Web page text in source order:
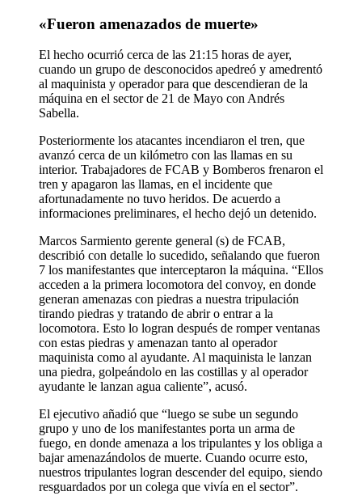
«Fueron amenazados de muerte»
El hecho ocurrió cerca de las 21:15 horas de ayer,
cuando un grupo de desconocidos apedreó y amedrentó
al maquinista y operador para que descendieran de la
máquina en el sector de 21 de Mayo con Andrés
Sabella.
Posteriormente los atacantes incendiaron el tren, que
avanzó cerca de un kilómetro con las llamas en su
interior. Trabajadores de FCAB y Bomberos frenaron el
tren y apagaron las llamas, en el incidente que
afortunadamente no tuvo heridos. De acuerdo a
informaciones preliminares, el hecho dejó un detenido.
Marcos Sarmiento gerente general (s) de FCAB,
describió con detalle lo sucedido, señalando que fueron
7 los manifestantes que interceptaron la máquina. “Ellos
acceden a la primera locomotora del convoy, en donde
generan amenazas con piedras a nuestra tripulación
tirando piedras y tratando de abrir o entrar a la
locomotora. Esto lo logran después de romper ventanas
con estas piedras y amenazan tanto al operador
maquinista como al ayudante. Al maquinista le lanzan
una piedra, golpeándolo en las costillas y al operador
ayudante le lanzan agua caliente”, acusó.
El ejecutivo añadió que “luego se sube un segundo
grupo y uno de los manifestantes porta un arma de
fuego, en donde amenaza a los tripulantes y los obliga a
bajar amenazándolos de muerte. Cuando ocurre esto,
nuestros tripulantes logran descender del equipo, siendo
resguardados por un colega que vivía en el sector”.